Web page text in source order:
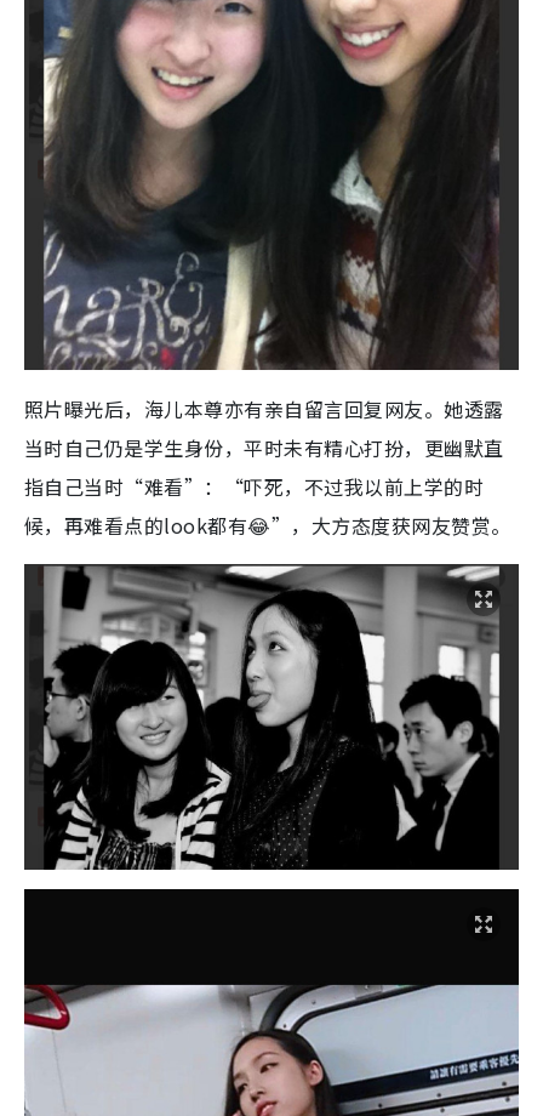
照片曝光后，海儿本尊亦有亲自留言回复网友。她透露
当时自己仍是学生身份，平时未有精心打扮，更幽默直
指自己当时“难看”：“吓死，不过我以前上学的时
候，再难看点的look都有😂”，大方态度获网友赞赏。